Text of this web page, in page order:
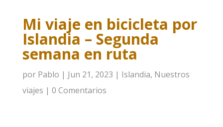
Mi viaje en bicicleta por
Islandia – Segunda
semana en ruta
por Pablo | Jun 21, 2023 | Islandia, Nuestros
viajes | 0 Comentarios